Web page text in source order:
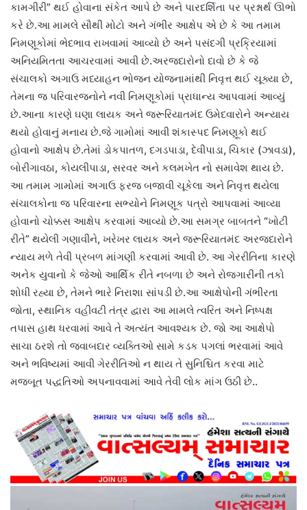
કામગીરી” થઈ હોવાના સંકેત આપે છે અને પારદર્શિતા પર પ્રશ્નાર્થ ઊભો
કરે છે.આ મામલે સૌથી મોટો અને ગંભીર આક્ષેપ એ છે કે આ તમામ
નિમણૂકોમાં ભેદભાવ રાખવામાં આવ્યો છે અને પસંદગી પ્રક્રિયામાં
અનિયમિતતા આચરવામાં આવી છે.અરજદારોનો દાવો છે કે જે
સંચાલકો અગાઉ મધ્યાહન ભોજન યોજનામાંથી નિવૃત્ત થઈ ચૂક્યા છે,
તેમના જ પરિવારજનોને નવી નિમણૂકોમાં પ્રાધાન્ય આપવામાં આવ્યું
છે.આના કારણે ઘણા લાયક અને જરૂરિયાતમંદ ઉમેદવારોને અન્યાય
થયો હોવાનું મનાય છે.જે ગામોમાં આવી શંકાસ્પદ નિમણૂકો થઈ
હોવાનો આક્ષેપ છે.તેમાં ડોકપાતળ, દગડપાડા, દેવીપાડા, ચિકાર (ઝાવડા),
બોરીગાવઠા, કોયલીપાડા, સરવર અને કલમખેત નો સમાવેશ થાય છે.
આ તમામ ગામોમાં અગાઉ ફરજ બજાવી ચૂકેલા અને નિવૃત્ત થયેલા
સંચાલકોના જ પરિવારના સભ્યોને નિમણૂક પત્રો આપવામાં આવ્યા
હોવાનો ચોક્કસ આક્ષેપ કરવામાં આવ્યો છે.આ સમગ્ર બાબતને “ખોટી
રીતે” થયેલી ગણાવીને, ખરેખર લાયક અને જરૂરિયાતમંદ અરજદારોને
ન્યાય મળે તેવી પ્રબળ માંગણી કરવામાં આવી છે. આ ગેરરીતિના કારણે
અનેક યુવાનો કે જેઓ આર્થિક રીતે નબળા છે અને રોજગારીની તકો
શોધી રહ્યા છે, તેમને ભારે નિરાશા સાંપડી છે.આ આક્ષેપોની ગંભીરતા
જોતા, સ્થાનિક વહીવટી તંત્ર દ્વારા આ મામલે ત્વરિત અને નિષ્પક્ષ
તપાસ હાથ ધરવામાં આવે તે અત્યંત આવશ્યક છે. જો આ આક્ષેપો
સાચા ઠરશે તો જવાબદાર વ્યક્તિઓ સામે કડક પગલાં ભરવામાં આવે
અને ભવિષ્યમાં આવી ગેરરીતિઓ ન થાય તે સુનિશ્ચિત કરવા માટે
મજબૂત પદ્ધતિઓ અપનાવવામાં આવે તેવી લોક માંગ ઉઠી છે..